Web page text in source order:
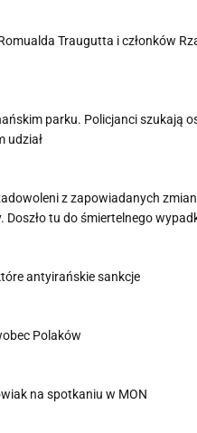
Traugutta i członków
parku. Policjanci szukają
udział
z zapowiadanych
Doszło tu do śmiertelnego
antyirańskie sankcje
Polaków
na spotkaniu w MON